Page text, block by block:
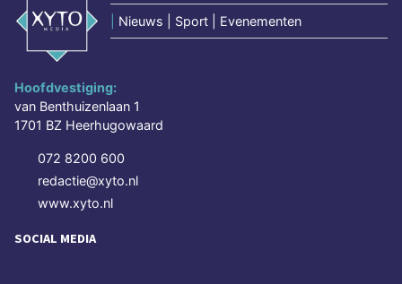
Nieuws | Sport | Evenementen
Hoofdvestiging:
van Benthuizenlaan 1
1701 BZ Heerhugowaard
072 8200 600
redactie@xyto.nl
www.xyto.nl
SOCIAL MEDIA